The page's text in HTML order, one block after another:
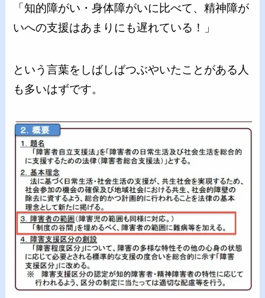
「知的障がい・身体障がいに比べて、精神障が
いへの支援はあまりにも遅れている！」
という言葉をしばしばつぶやいたことがある人
も多いはずです。